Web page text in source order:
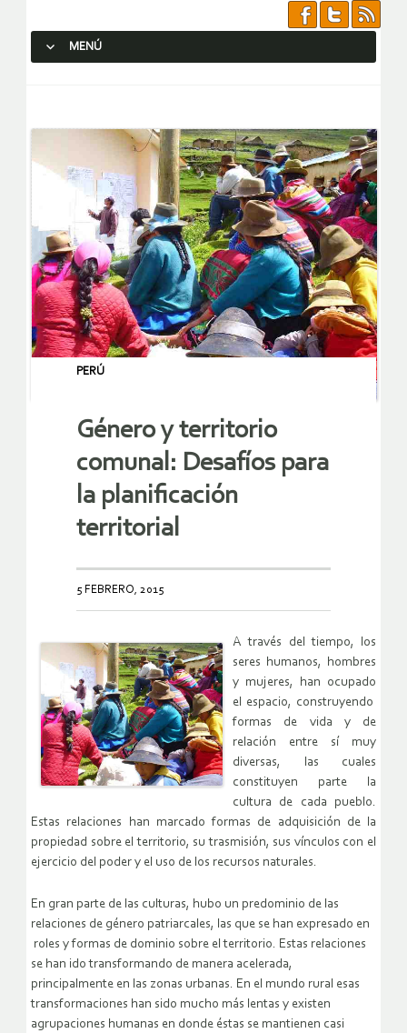
MENÚ
PERÚ
Género y territorio
comunal: Desafíos para
la planificación
territorial
5 FEBRERO, 2015
A través del tiempo, los
seres humanos, hombres
y mujeres, han ocupado
el espacio, construyendo
formas de vida y de
relación entre sí muy
diversas, las cuales
constituyen parte la
cultura de cada pueblo.
Estas relaciones han marcado formas de adquisición de la
propiedad sobre el territorio, su trasmisión, sus vínculos con el
ejercicio del poder y el uso de los recursos naturales.
En gran parte de las culturas, hubo un predominio de las
relaciones de género patriarcales, las que se han expresado en
roles y formas de dominio sobre el territorio. Estas relaciones
se han ido transformando de manera acelerada,
principalmente en las zonas urbanas. En el mundo rural esas
transformaciones han sido mucho más lentas y existen
agrupaciones humanas en donde éstas se mantienen casi